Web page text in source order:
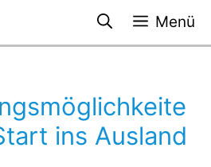
Menü
ins Ausland